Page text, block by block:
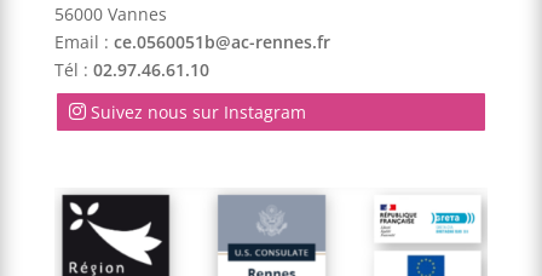
56000 Vannes
Email : ce.0560051b@ac-rennes.fr
Tél : 02.97.46.61.10
Suivez nous sur Instagram